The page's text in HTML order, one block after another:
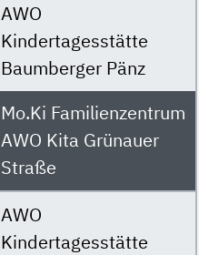
AWO
Kindertagesstätte
Baumberger Pänz
Mo.Ki Familienzentrum
AWO Kita Grünauer
Straße
AWO
Kindertagesstätte